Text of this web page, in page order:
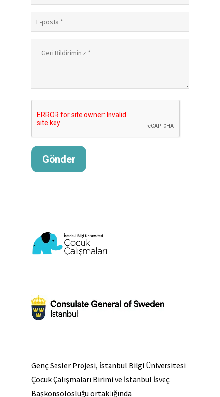
Genç Sesler Projesi, İstanbul Bilgi Üniversitesi
Çocuk Çalışmaları Birimi ve İstanbul İsveç
Başkonsolosluğu ortaklığında